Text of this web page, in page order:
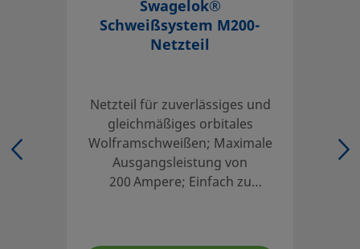
Swagelok®
Schweißsystem M200-
Netzteil
Netzteil für zuverlässiges und
gleichmäßiges orbitales
Wolframschweißen; Maximale
Ausgangsleistung von
200 Ampere; Einfach zu